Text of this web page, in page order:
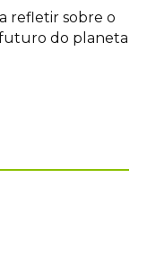
refletir sobre o
do planeta